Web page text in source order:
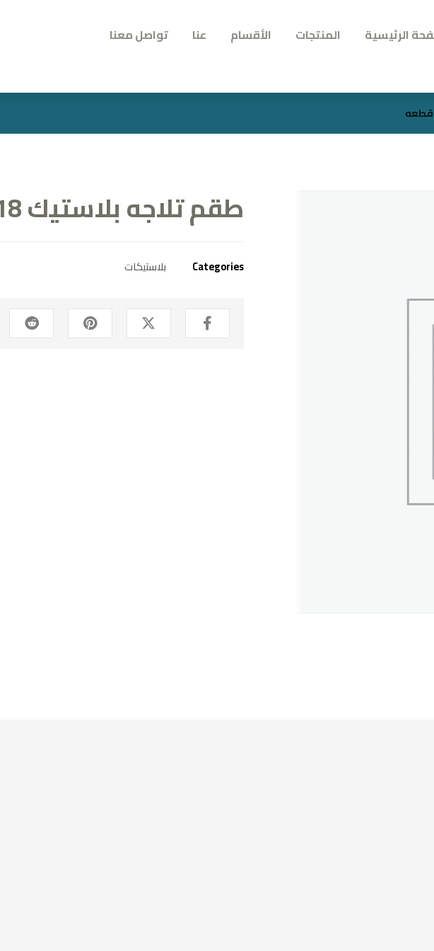
الرئيسية المنتجات الأقسام عنا تواصل معنا
طقم تلاجه بلاستيك 18 قطعه
Categories بلاستيكات